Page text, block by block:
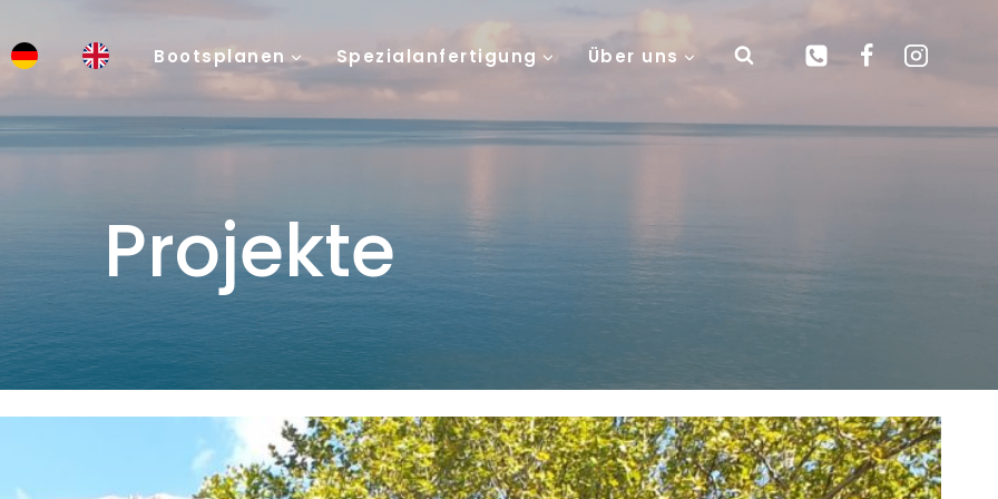
Bootsplanen Spezialanfertigung Über uns
Projekte